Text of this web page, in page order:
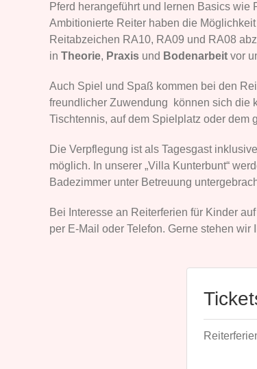
Pferd herangeführt und lernen Basics wie
Ambitionierte Reiter haben die
Reitabzeichen RA10, RA09 und RA08
in Theorie, Praxis und Bodenarbeit vor
Auch Spiel und Spaß kommen bei den
freundlicher Zuwendung können sich die
Tischtennis, auf dem Spielplatz oder dem
Die Verpflegung ist als Tagesgast
möglich. In unserer „Villa Kunterbunt“
Badezimmer unter Betreuung
Bei Interesse an Reiterferien für Kinder
per E-Mail oder Telefon. Gerne stehen